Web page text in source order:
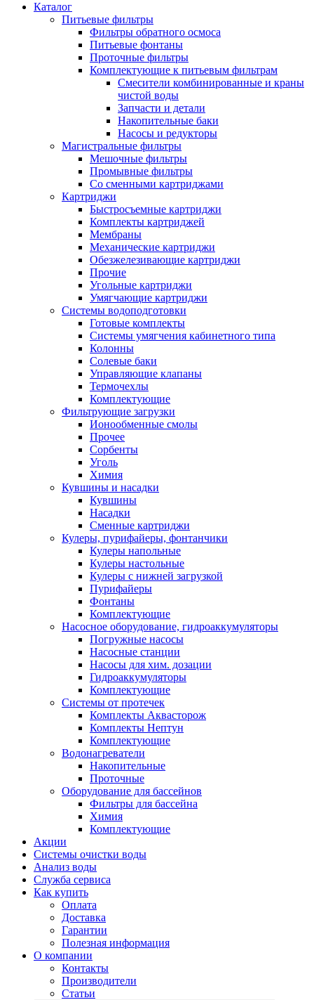
Каталог
Питьевые фильтры
Фильтры обратного осмоса
Питьевые фонтаны
Проточные фильтры
Комплектующие к питьевым фильтрам
Смесители комбинированные и краны
чистой воды
Запчасти и детали
Накопительные баки
Насосы и редукторы
Магистральные фильтры
Мешочные фильтры
Промывные фильтры
Со сменными картриджами
Картриджи
Быстросъемные картриджи
Комплекты картриджей
Мембраны
Механические картриджи
Обезжелезивающие картриджи
Прочие
Угольные картриджи
Умягчающие картриджи
Системы водоподготовки
Готовые комплекты
Системы умягчения кабинетного типа
Колонны
Солевые баки
Управляющие клапаны
Термочехлы
Комплектующие
Фильтрующие загрузки
Ионообменные смолы
Прочее
Сорбенты
Уголь
Химия
Кувшины и насадки
Кувшины
Насадки
Сменные картриджи
Кулеры, пурифайеры, фонтанчики
Кулеры напольные
Кулеры настольные
Кулеры с нижней загрузкой
Пурифайеры
Фонтаны
Комплектующие
Насосное оборудование, гидроаккумуляторы
Погружные насосы
Насосные станции
Насосы для хим. дозации
Гидроаккумуляторы
Комплектующие
Системы от протечек
Комплекты Аквасторож
Комплекты Нептун
Комплектующие
Водонагреватели
Накопительные
Проточные
Оборудование для бассейнов
Фильтры для бассейна
Химия
Комплектующие
Акции
Системы очистки воды
Анализ воды
Служба сервиса
Как купить
Оплата
Доставка
Гарантии
Полезная информация
О компании
Контакты
Производители
Статьи